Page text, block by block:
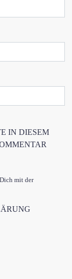
IN DIESEM
mit der